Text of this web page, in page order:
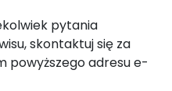
pytania
skontaktuj się za
powyższego adresu e-